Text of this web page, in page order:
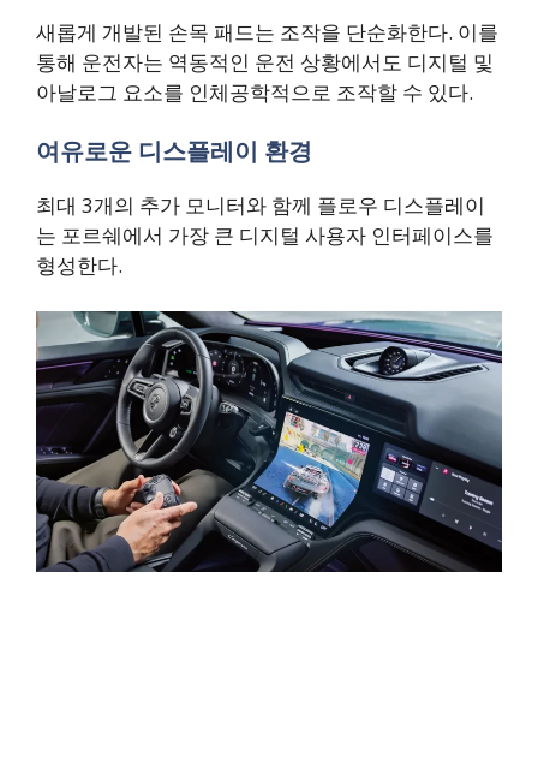
새롭게 개발된 손목 패드는 조작을 단순화한다. 이를
통해 운전자는 역동적인 운전 상황에서도 디지털 및
아날로그 요소를 인체공학적으로 조작할 수 있다.
여유로운 디스플레이 환경
최대 3개의 추가 모니터와 함께 플로우 디스플레이
는 포르쉐에서 가장 큰 디지털 사용자 인터페이스를
형성한다.